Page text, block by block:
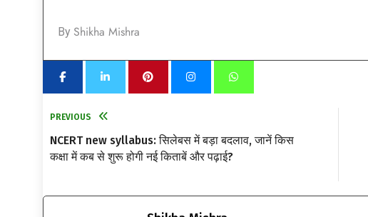
By Shikha Mishra
PREVIOUS
NCERT new syllabus: सिलेबस में बड़ा बदलाव, जानें किस
कक्षा में कब से शुरू होगी नई किताबें और पढ़ाई?